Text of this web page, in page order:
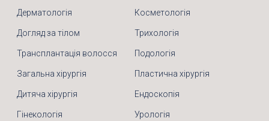
Дерматологія Косметологія
Догляд за тілом Трихологія
Трансплантація волосся Подологія
Загальна хірургія Пластична хірургія
Дитяча хірургія Ендоскопія
Гінекологія Урологія